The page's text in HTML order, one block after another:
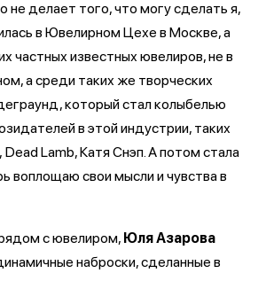
не делает того, что могу сделать я,
в Ювелирном Цехе в Москве, а
частных известных ювелиров, не в
а среди таких же творческих
который стал колыбелью
в этой индустрии, таких
Lamb, Катя Снэп. А потом стала
воплощаю свои мысли и чувства в
с ювелиром, Юля Азарова
наброски, сделанные в